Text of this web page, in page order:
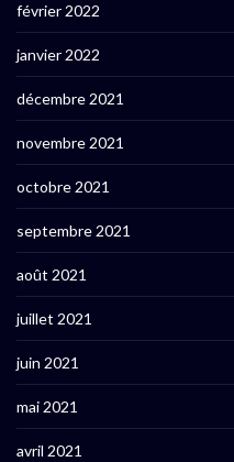
février 2022
janvier 2022
décembre 2021
novembre 2021
octobre 2021
septembre 2021
août 2021
juillet 2021
juin 2021
mai 2021
avril 2021